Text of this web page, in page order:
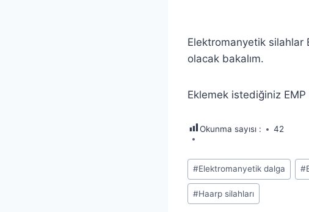
Elektromanyetik silahlar
olacak bakalım.
Eklemek istediğiniz
Okunma sayısı : 42
Post
Tags:
#Elektromanyetik dalga #
#Haarp silahları